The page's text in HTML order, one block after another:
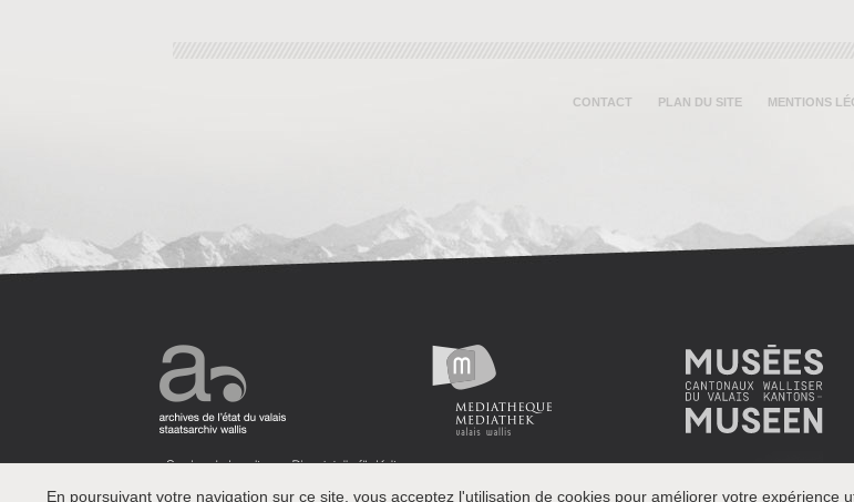
CONTACT PLAN DU SITE MENTIONS
En poursuivant votre navigation sur ce site, vous acceptez l'utilisation de cookies pour améliorer votre expérience